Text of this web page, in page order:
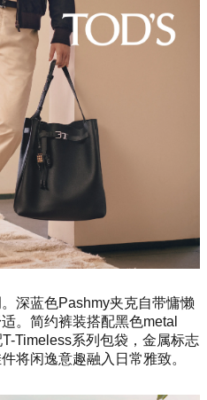
深蓝色Pashmy夹克自带慵懒
。简约裤装搭配黑色metal
Timeless系列包袋，金属标志
将闲逸意趣融入日常雅致。